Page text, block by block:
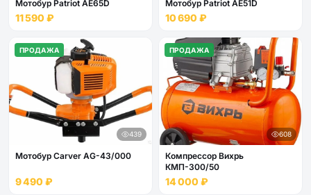
Мотобур Patriot AE65D
11 590 ₽
Мотобур Patriot AE51D
10 690 ₽
ПРОДАЖА
439
Мотобур Carver AG-43/000
9 490 ₽
ПРОДАЖА
608
Компрессор Вихрь
КМП-300/50
14 000 ₽